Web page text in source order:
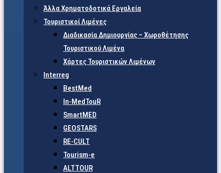
Άλλα Χρηματοδοτικά Εργαλεία
Τουριστικοί Λιμένες
Διαδικασία Δημιουργίας – Χωροθέτησης
Τουριστικού Λιμένα
Χάρτες Τουριστικών Λιμένων
Interreg
BestMed
In-MedTouR
SmartMED
GEOSTARS
RE-CULT
Tourism-e
ALTTOUR